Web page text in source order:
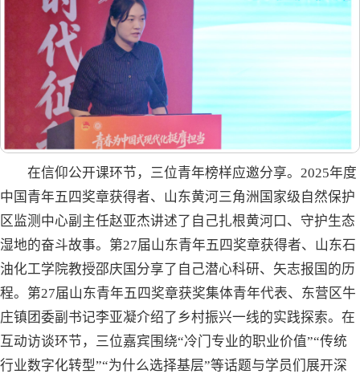
在信仰公开课环节，三位青年榜样应邀分享。2025年度
中国青年五四奖章获得者、山东黄河三角洲国家级自然保护
区监测中心副主任赵亚杰讲述了自己扎根黄河口、守护生态
湿地的奋斗故事。第27届山东青年五四奖章获得者、山东石
油化工学院教授邵庆国分享了自己潜心科研、矢志报国的历
程。第27届山东青年五四奖章获奖集体青年代表、东营区牛
庄镇团委副书记李亚凝介绍了乡村振兴一线的实践探索。在
互动访谈环节，三位嘉宾围绕“冷门专业的职业价值”“传统
行业数字化转型”“为什么选择基层”等话题与学员们展开深